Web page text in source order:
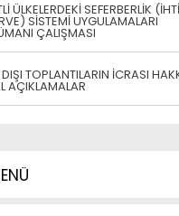
ÜLKELERDEKİ SEFERBERLİK
SİSTEMİ UYGULAMALARI
ÇALIŞMASI
DIŞI TOPLANTILARIN İCRASI
AÇIKLAMALAR